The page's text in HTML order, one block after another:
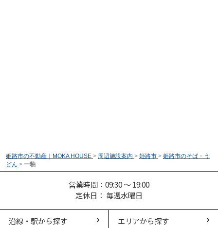
姫路市の不動産｜MOKA HOUSE > 周辺施設案内 > 姫路市 > 姫路市のそば・う
どん > 一釉
営業時間：09:30 ～ 19:00
定休日： 毎週水曜日
沿線・駅から探す エリアから探す